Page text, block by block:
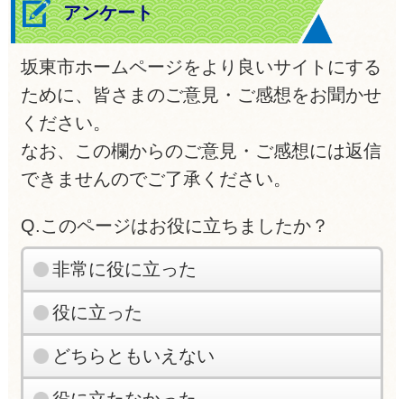
アンケート
坂東市ホームページをより良いサイトにする
ために、皆さまのご意見・ご感想をお聞かせ
ください。
なお、この欄からのご意見・ご感想には返信
できませんのでご了承ください。
Q.このページはお役に立ちましたか？
非常に役に立った
役に立った
どちらともいえない